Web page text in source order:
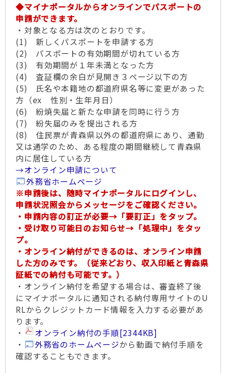
◆マイナポータルからオンラインでパスポートの
申請ができます。
・対象となる方は次のとおりです。
(1) 新しくパスポートを申請する方
(2) パスポートの有効期間が切れている方
(3) 有効期間が１年未満となった方
(4) 査証欄の余白が見開き３ページ以下の方
(5) 氏名や本籍地の都道府県名等に変更があった
方（ex 性別・生年月日）
(6) 紛焼失届と新たな申請を同時に行う方
(7) 紛失届のみを提出される方
(8) 住民票が青森県以外の都道府県にあり、通勤
又は通学のため、ある程度の期間継続して青森県
内に居住している方
→オンライン申請について
外務省ホームページ
※申請後は、随時マイナポータルにログインし、
申請状況照会からメッセージをご確認ください。
・申請内容の訂正が必要→「要訂正」をタップ。
・受け取り可能日のお知らせ→「処理中」をタッ
プ。
・オンライン納付ができるのは、オンライン申請
した方のみです。（従来どおり、収入印紙と青森県
証紙での納付も可能です。）
・オンライン納付を希望する場合は、審査終了後
にマイナポータルに通知される納付専用サイトのU
RLからクレジットカード情報を入力する必要があ
ります。
・
オンライン納付の手順[2344KB]
・
外務省のホームページから動画で納付手順を
確認することもできます。